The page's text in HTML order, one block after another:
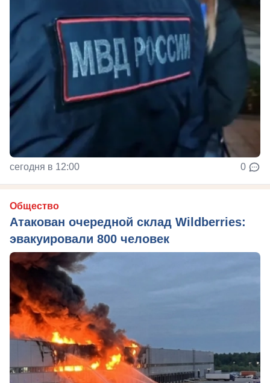
сегодня в 12:00 0
Общество
Атакован очередной склад Wildberries:
эвакуировали 800 человек